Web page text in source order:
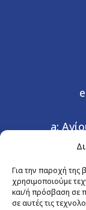
Για την παροχή της
χρησιμοποιούμε
και/ή πρόσβαση σε
σε αυτές τις
a: